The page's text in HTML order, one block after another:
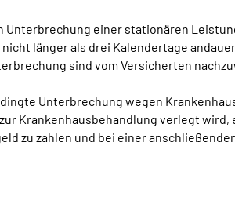
Unterbrechung einer stationären
länger als drei Kalendertage
sind vom Versicherten
Unterbrechung wegen
Krankenhausbehandlung verlegt wird,
zu zahlen und bei einer